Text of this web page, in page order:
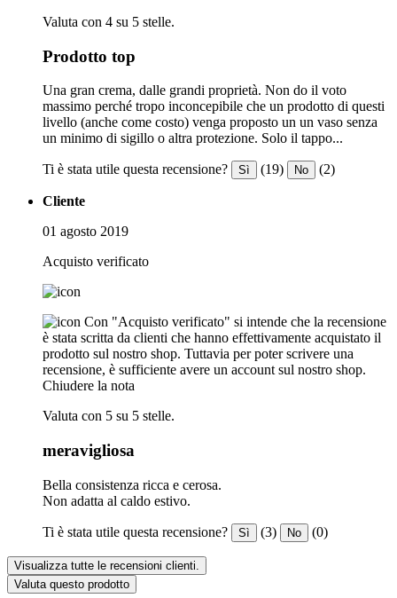
Valuta con 4 su 5 stelle.
Prodotto top
Una gran crema, dalle grandi proprietà. Non do il voto
massimo perché tropo inconcepibile che un prodotto di questi
livello (anche come costo) venga proposto un un vaso senza
un minimo di sigillo o altra protezione. Solo il tappo...
Ti è stata utile questa recensione? Sì (19) No (2)
Cliente
01 agosto 2019
Acquisto verificato
Con "Acquisto verificato" si intende che la recensione
è stata scritta da clienti che hanno effettivamente acquistato il
prodotto sul nostro shop. Tuttavia per poter scrivere una
recensione, è sufficiente avere un account sul nostro shop.
Chiudere la nota
Valuta con 5 su 5 stelle.
meravigliosa
Bella consistenza ricca e cerosa.
Non adatta al caldo estivo.
Ti è stata utile questa recensione? Sì (3) No (0)
Visualizza tutte le recensioni clienti.
Valuta questo prodotto